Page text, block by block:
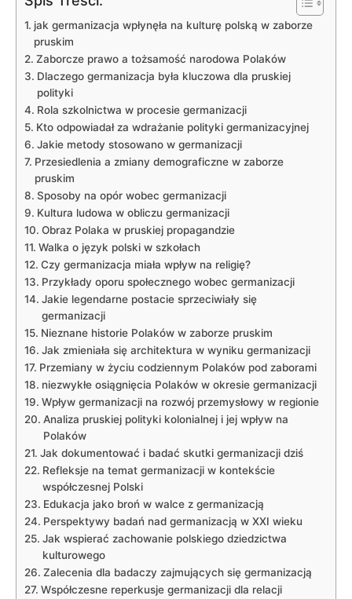
jak germanizacja ⁣wpłynęła na kulturę polską w zaborze⁢
pruskim
Zaborcze prawo a tożsamość⁢ narodowa Polaków
Dlaczego germanizacja była kluczowa dla pruskiej
polityki
Rola szkolnictwa w procesie germanizacji
Kto ​odpowiadał za wdrażanie polityki germanizacyjnej
Jakie metody stosowano w germanizacji
Przesiedlenia a ⁤zmiany demograficzne w zaborze
pruskim
Sposoby na opór wobec germanizacji
Kultura ludowa w obliczu germanizacji
Obraz Polaka w pruskiej propagandzie
Walka o język polski w szkołach
Czy‌ germanizacja miała wpływ na religię?
Przykłady oporu społecznego wobec germanizacji
Jakie​ legendarne postacie sprzeciwiały się
germanizacji
Nieznane‍ historie Polaków w zaborze‌ pruskim
Jak zmieniała się architektura w wyniku germanizacji
Przemiany w życiu codziennym Polaków pod zaborami
niezwykłe osiągnięcia Polaków w okresie germanizacji
Wpływ germanizacji na rozwój przemysłowy w regionie
Analiza pruskiej ⁢polityki kolonialnej i jej wpływ na
Polaków
Jak dokumentować i badać skutki germanizacji dziś
Refleksje na temat germanizacji w kontekście
współczesnej Polski
Edukacja jako ⁣broń w walce z germanizacją
Perspektywy ⁣badań nad germanizacją ‌w XXI wieku
Jak wspierać zachowanie polskiego dziedzictwa
kulturowego
Zalecenia dla badaczy zajmujących się⁣ germanizacją
Współczesne reperkusje germanizacji dla ⁢relacji